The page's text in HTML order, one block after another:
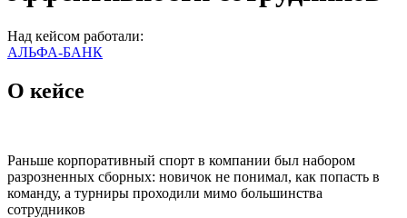
Над кейсом работали:
АЛЬФА-БАНК
О кейсе
Раньше корпоративный спорт в компании был набором
разрозненных сборных: новичок не понимал, как попасть в
команду, а турниры проходили мимо большинства
сотрудников